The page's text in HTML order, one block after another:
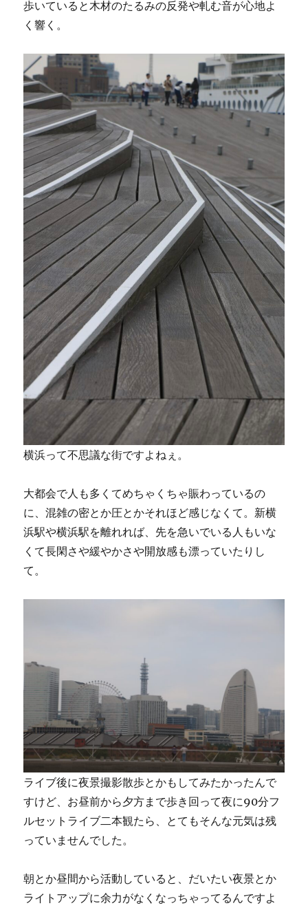
歩いていると木材のたるみの反発や軋む音が心地よ
く響く。
横浜って不思議な街ですよねぇ。
大都会で人も多くてめちゃくちゃ賑わっているの
に、混雑の密とか圧とかそれほど感じなくて。新横
浜駅や横浜駅を離れれば、先を急いでいる人もいな
くて長閑さや緩やかさや開放感も漂っていたりし
て。
ライブ後に夜景撮影散歩とかもしてみたかったんで
すけど、お昼前から夕方まで歩き回って夜に90分フ
ルセットライブ二本観たら、とてもそんな元気は残
っていませんでした。
朝とか昼間から活動していると、だいたい夜景とか
ライトアップに余力がなくなっちゃってるんですよ